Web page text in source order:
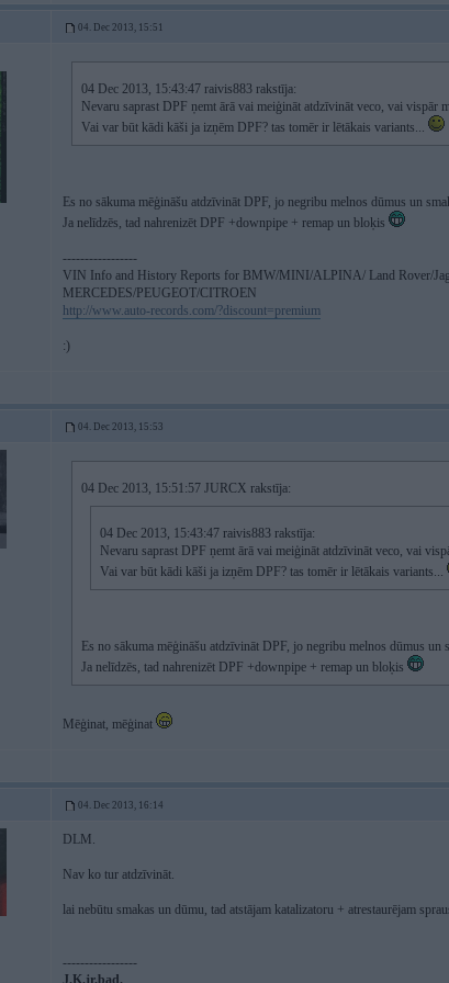
04. Dec 2013, 15:51
04 Dec 2013, 15:43:47 raivis883 rakstīja:
Nevaru saprast DPF ņemt ārā vai meiģināt atdzīvināt veco, vai vispār
Vai var būt kādi kāši ja izņēm DPF? tas tomēr ir lētākais variants...
Es no sākuma mēģināšu atdzīvināt DPF, jo negribu melnos dūmus un
Ja nelīdzēs, tad nahrenizēt DPF +downpipe + remap un bloķis
-----------------
VIN Info and History Reports for BMW/MINI/ALPINA/ Land Rover/
MERCEDES/PEUGEOT/CITROEN
http://www.auto-records.com/?discount=premium
:)
04. Dec 2013, 15:53
04 Dec 2013, 15:51:57 JURCX rakstīja:
04 Dec 2013, 15:43:47 raivis883 rakstīja:
Nevaru saprast DPF ņemt ārā vai meiģināt atdzīvināt veco, vai
Vai var būt kādi kāši ja izņēm DPF? tas tomēr ir lētākais variants...
Es no sākuma mēģināšu atdzīvināt DPF, jo negribu melnos dūmus un
Ja nelīdzēs, tad nahrenizēt DPF +downpipe + remap un bloķis
Mēģinat, mēģinat
04. Dec 2013, 16:14
DLM.
Nav ko tur atdzīvināt.
lai nebūtu smakas un dūmu, tad atstājam katalizatoru + atrestaurējam
-----------------
J.K.jr.bad.